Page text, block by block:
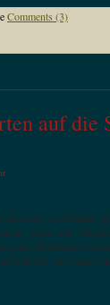
Comments (3)
auf
vermisst habe 😉
dass ich,
Schuhe hats aber